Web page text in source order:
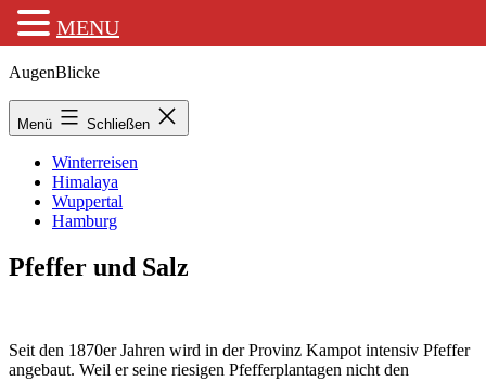
Zum
springen
AugenBlicke
Menü Schließen
Winterreisen
Himalaya
Wuppertal
Hamburg
Pfeffer und Salz
Seit den 1870er Jahren wird in der Provinz Kampot intensiv Pfeffer
angebaut. Weil er seine riesigen Pfefferplantagen nicht den
MENU